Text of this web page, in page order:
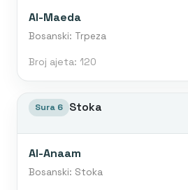
Al-Maeda
Bosanski: Trpeza
Broj ajeta: 120
Sura 6 Stoka
Al-Anaam
Bosanski: Stoka